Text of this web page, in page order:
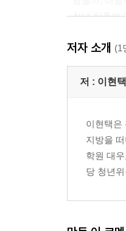
· 청년 탈출의
3장. 대한민국
· 인프라가 아
· 헌법적 4대
· 익명성이 부
· ‘가성비’의
· 보이지 않
· 애향심이라
저자 소개 (1
저 : 이현택
이현택은
지방을
학원 대
당 청년